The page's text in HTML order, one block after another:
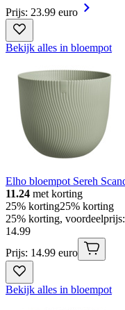
Prijs: 23.99 euro
Bekijk alles in bloempot
Elho bloempot Sereh
11.24 met korting
25% korting25% korting
25% korting,
14.99
Prijs: 14.99 euro
Bekijk alles in bloempot